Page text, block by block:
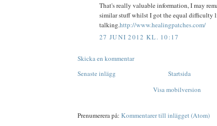
That's really valuable information, I may
similar stuff whilst I got the equal difficulty
talking.http://www.healingpatches.com/
27 JUNI 2012 KL. 10:17
Skicka en kommentar
Senaste inlägg
Startsida
Visa mobilversion
Prenumerera på: Kommentarer till inlägget (Atom)